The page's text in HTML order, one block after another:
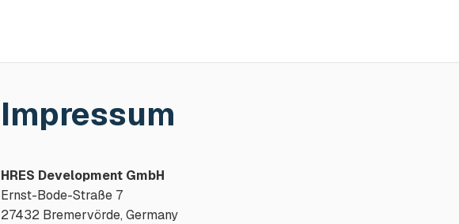
Impressum
HRES Development GmbH
Ernst-Bode-Straße 7
27432 Bremervörde, Germany